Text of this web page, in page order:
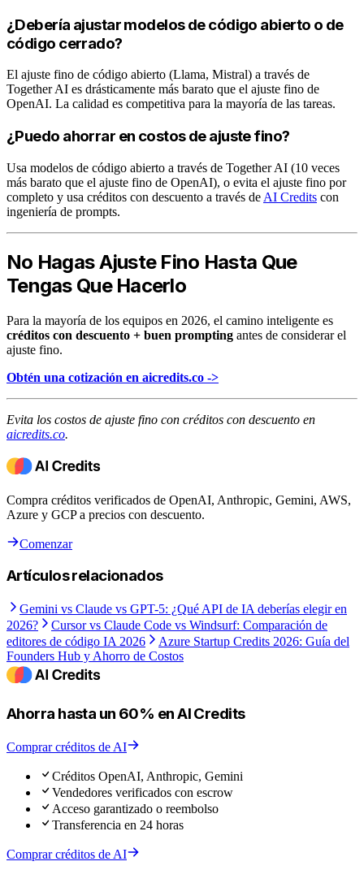
¿Debería ajustar modelos de código abierto o de
código cerrado?
El ajuste fino de código abierto (Llama, Mistral) a través de
Together AI es drásticamente más barato que el ajuste fino de
OpenAI. La calidad es competitiva para la mayoría de las tareas.
¿Puedo ahorrar en costos de ajuste fino?
Usa modelos de código abierto a través de Together AI (10 veces
más barato que el ajuste fino de OpenAI), o evita el ajuste fino por
completo y usa créditos con descuento a través de AI Credits con
ingeniería de prompts.
No Hagas Ajuste Fino Hasta Que
Tengas Que Hacerlo
Para la mayoría de los equipos en 2026, el camino inteligente es
créditos con descuento + buen prompting antes de considerar el
ajuste fino.
Obtén una cotización en aicredits.co ->
Evita los costos de ajuste fino con créditos con descuento en
aicredits.co.
Compra créditos verificados de OpenAI, Anthropic, Gemini, AWS,
Azure y GCP a precios con descuento.
Comenzar
Artículos relacionados
Gemini vs Claude vs GPT-5: ¿Qué API de IA deberías elegir en
2026?
Cursor vs Claude Code vs Windsurf: Comparación de
editores de código IA 2026
Azure Startup Credits 2026: Guía del
Founders Hub y Ahorro de Costos
Ahorra hasta un 60% en AI Credits
Comprar créditos de AI
Créditos OpenAI, Anthropic, Gemini
Vendedores verificados con escrow
Acceso garantizado o reembolso
Transferencia en 24 horas
Comprar créditos de AI